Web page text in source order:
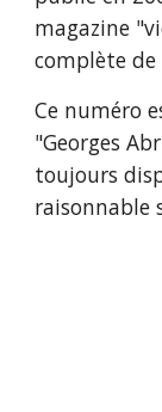
magazine
complète de
Ce numéro
"Georges
toujours
raisonnable